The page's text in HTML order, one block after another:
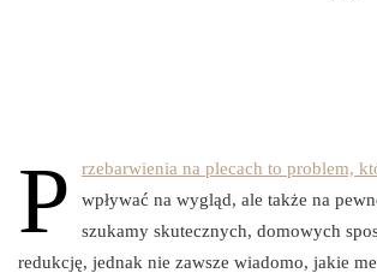
P rzebarwienia na plecach to problem,
wpływać na wygląd, ale także na
szukamy skutecznych, domowych
redukcję, jednak nie zawsze wiadomo, jakie